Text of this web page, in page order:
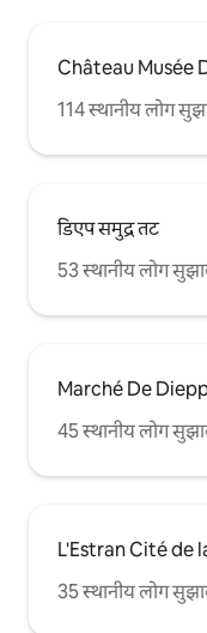
Château Musée
114 स्थानीय लोग
डिएप समुद्र तट
53 स्थानीय लोग
Marché De
45 स्थानीय लोग
L'Estran Cité de
35 स्थानीय लोग